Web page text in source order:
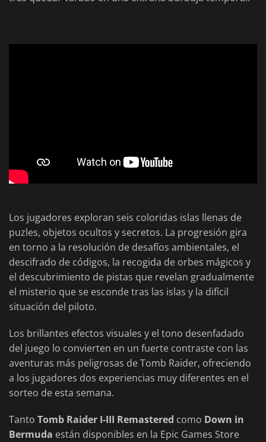
Los jugadores exploran seis coloridas islas llenas de
puzles, objetos ocultos y secretos. La progresión gira
en torno a la resolución de desafíos ambientales, el
descifrado de códigos, la recogida de orbes mágicos y
el descubrimiento de pistas que revelan gradualmente
el misterio que se esconde tras las islas y la difícil
situación del piloto.
Los brillantes efectos visuales y el tono desenfadado
del juego lo convierten en un fuerte contraste con las
aventuras más peligrosas de Tomb Raider, ofreciendo
a los jugadores dos experiencias muy diferentes en el
sorteo de esta semana.
Tanto Tomb Raider I-III Remastered como Down in
Bermuda están disponibles en la Epic Games Store